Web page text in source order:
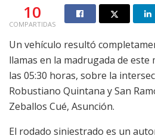
10
COMPARTIDAS
Un vehículo resultó
llamas en la madrugada de este
las 05:30 horas, sobre la
Robustiano Quintana y San
Zeballos Cué, Asunción.
El rodado siniestrado es un